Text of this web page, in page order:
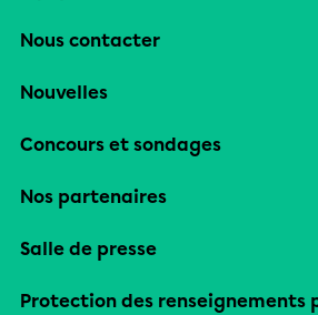
Nous contacter
Nouvelles
Concours et sondages
Nos partenaires
Salle de presse
Protection des renseignements